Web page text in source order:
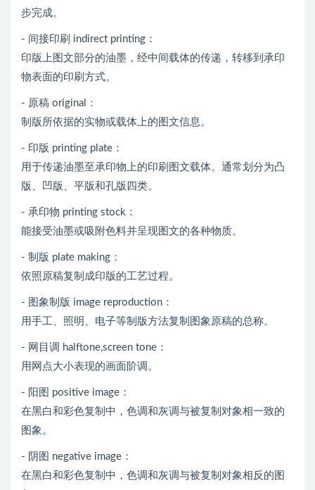
步完成。
- 间接印刷 indirect printing：
印版上图文部分的油墨，经中间载体的传递，转移到承印
物表面的印刷方式。
- 原稿 original：
制版所依据的实物或载体上的图文信息。
- 印版 printing plate：
用于传递油墨至承印物上的印刷图文载体。通常划分为凸
版、凹版、平版和孔版四类。
- 承印物 printing stock：
能接受油墨或吸附色料并呈现图文的各种物质。
- 制版 plate making：
依照原稿复制成印版的工艺过程。
- 图象制版 image reproduction：
用手工、照明、电子等制版方法复制图象原稿的总称。
- 网目调 halftone,screen tone：
用网点大小表现的画面阶调。
- 阳图 positive image：
在黑白和彩色复制中，色调和灰调与被复制对象相一致的
图象。
- 阴图 negative image：
在黑白和彩色复制中，色调和灰调与被复制对象相反的图